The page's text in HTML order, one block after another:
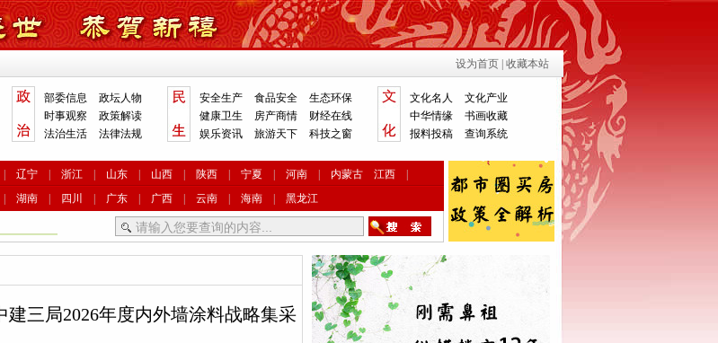
设为首页 收藏本站
部委信息
政坛人物
时事观察
政策解读
法治生活
法律法规
安全生产 食品安全
生态环保
健康卫生
房产商情
财经在线
娱乐资讯
旅游天下 科技之窗
文化名人
文化产业
中华情缘
书画收藏
报料投稿
查询系统
辽宁 浙江 山东 山西 陕西 宁夏 河南 内蒙古 江西
湖南 四川 广东 广西 云南 海南 黑龙江
三局2026年度内外墙涂料战略集采